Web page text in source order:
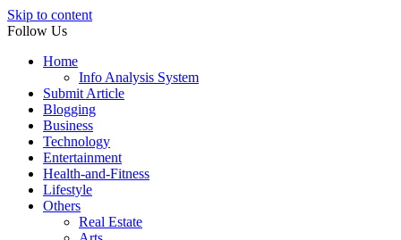
Skip to content
Follow Us
Home
Info Analysis System
Submit Article
Blogging
Business
Technology
Entertainment
Health-and-Fitness
Lifestyle
Others
Real Estate